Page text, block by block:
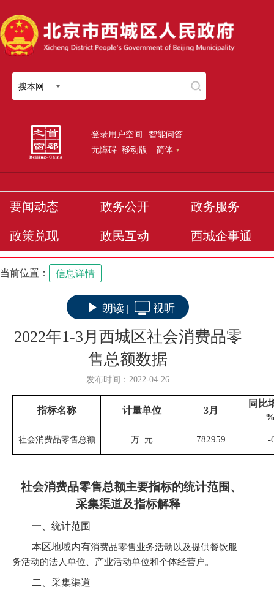
搜本网
登录用户空间 智能问答
无障碍 移动版 简体
要闻动态 政务公开 政务服务
政策兑现 政民互动 西城企事通
当前位置： 信息详情
朗读 | 视听
2022年1-3月西城区社会消费品零
售总额数据
发布时间：2022-04-26
指标名称 计量单位 3月
同比
社会消费品零售总额 万 元 782959 -
社会消费品零售总额主要指标的统计范围、
采集渠道及指标解释
一、统计范围
本区地域内有消费品零售业务活动以及提供餐饮服
务活动的法人单位、产业活动单位和个体经营户。
二、采集渠道